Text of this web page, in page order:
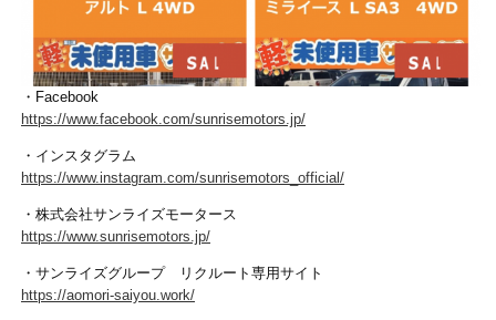
・Facebook
https://www.facebook.com/sunrisemotors.jp/
・インスタグラム
https://www.instagram.com/sunrisemotors_official/
・株式会社サンライズモータース
https://www.sunrisemotors.jp/
・サンライズグループ リクルート専用サイト
https://aomori-saiyou.work/